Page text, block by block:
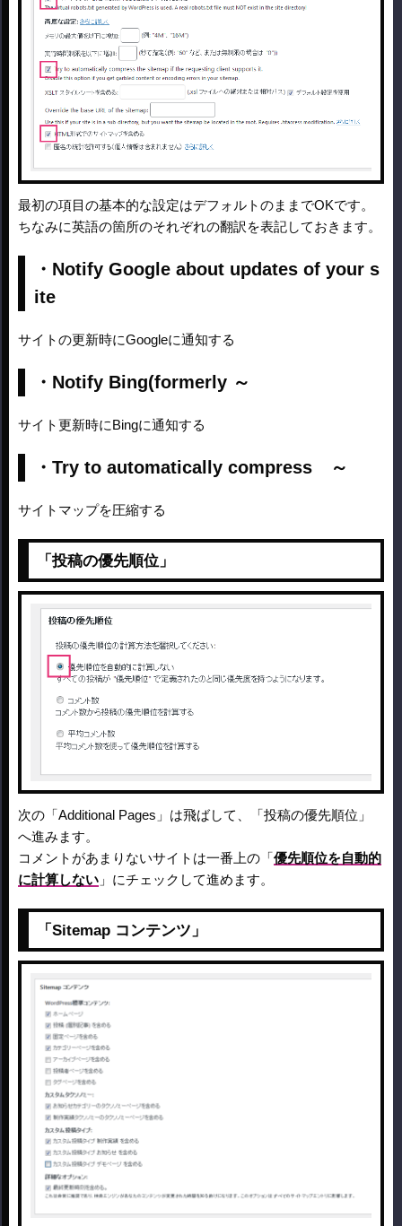
最初の項目の基本的な設定はデフォルトのままでOKです。
ちなみに英語の箇所のそれぞれの翻訳を表記しておきます。
・ Notify Google about updates of your s
ite
サイトの更新時にGoogleに通知する
・Notify Bing(formerly ～
サイト更新時にBingに通知する
・Try to automatically compress ～
サイトマップを圧縮する
「投稿の優先順位」
次の「Additional Pages」は飛ばして、「投稿の優先順位」
へ進みます。
コメントがあまりないサイトは一番上の「優先順位を自動的
に計算しない 」にチェックして進めます。
「Sitemap コンテンツ」